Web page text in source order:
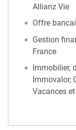
Allianz Vie
Offre
Gestion
France
Immobilier,
Immovalor,
Vacances